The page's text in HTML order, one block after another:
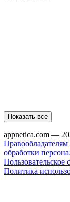
Показать все
appnetica.com —
обработки
Пользовательское
Политика